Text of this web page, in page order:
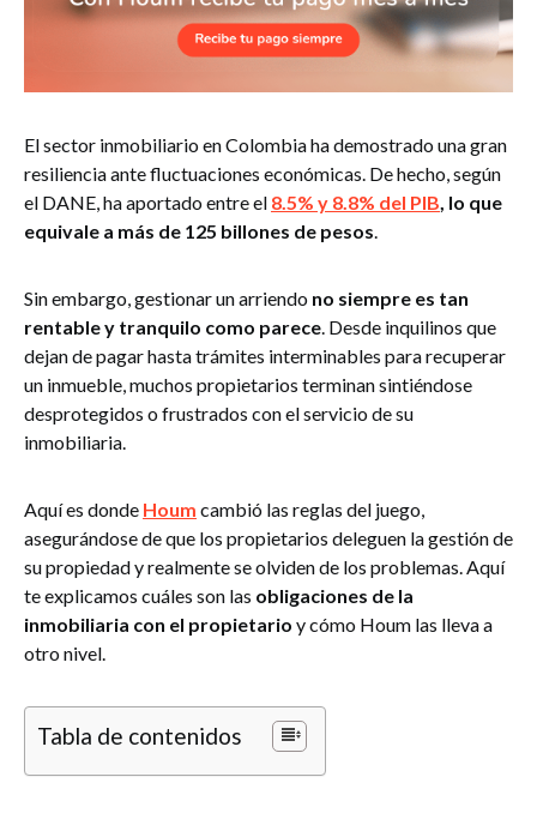
El sector inmobiliario en Colombia ha demostrado una gran
resiliencia ante fluctuaciones económicas. De hecho, según
el DANE, ha aportado entre el 8.5% y 8.8% del PIB, lo que
equivale a más de 125 billones de pesos.
Sin embargo, gestionar un arriendo no siempre es tan
rentable y tranquilo como parece. Desde inquilinos que
dejan de pagar hasta trámites interminables para recuperar
un inmueble, muchos propietarios terminan sintiéndose
desprotegidos o frustrados con el servicio de su
inmobiliaria.
Aquí es donde Houm cambió las reglas del juego,
asegurándose de que los propietarios deleguen la gestión de
su propiedad y realmente se olviden de los problemas. Aquí
te explicamos cuáles son las obligaciones de la
inmobiliaria con el propietario y cómo Houm las lleva a
otro nivel.
Tabla de contenidos